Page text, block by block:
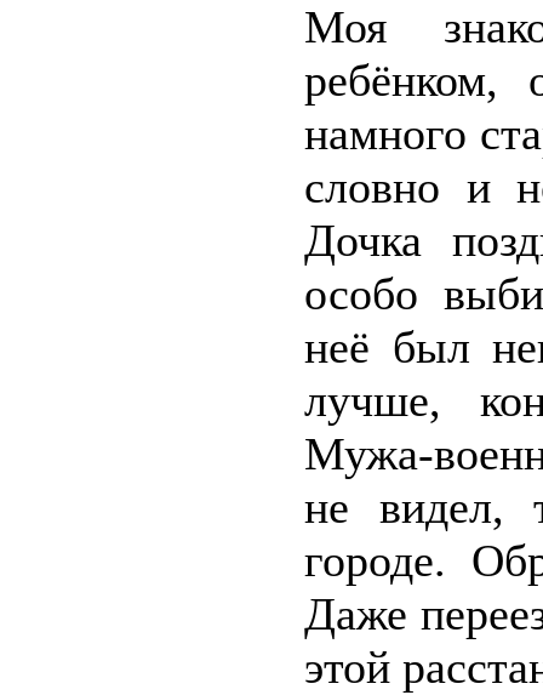
Моя
намного
словно и
Дочка
особо
неё был
лучше,
Мужа-
не видел,
городе.
Даже
этой